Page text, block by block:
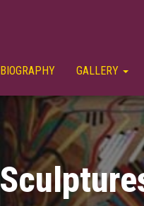
BIOGRAPHY GALLERY